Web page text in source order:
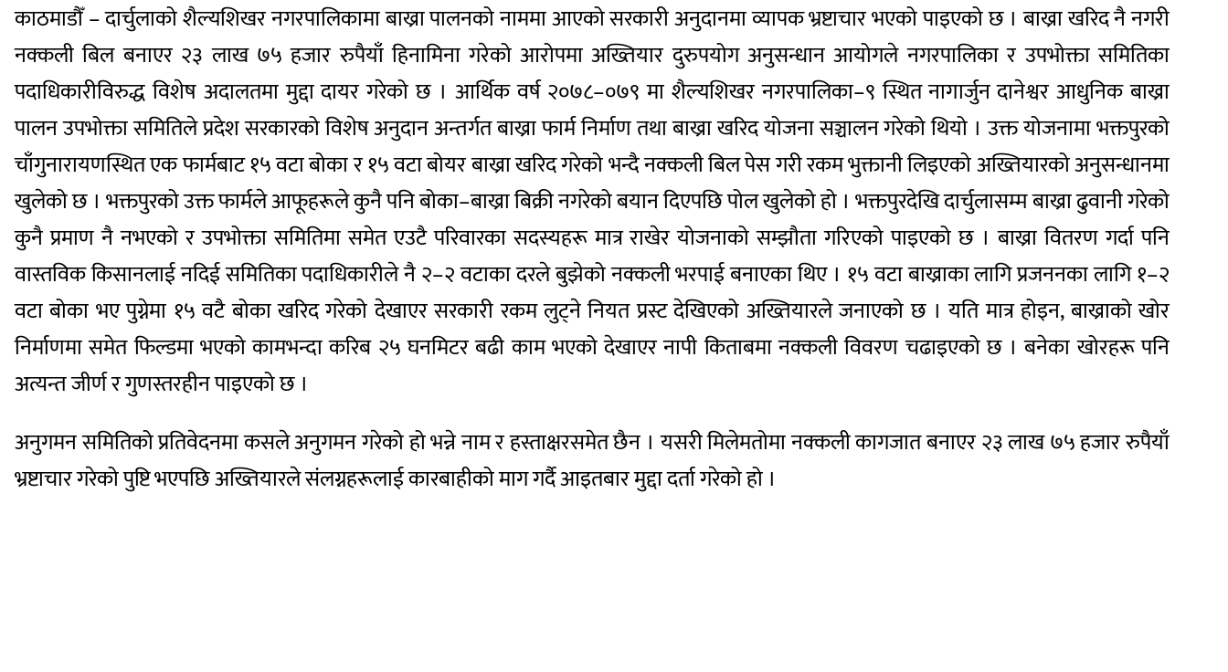
काठमाडौँ – दार्चुलाको शैल्यशिखर नगरपालिकामा बाख्रा पालनको नाममा आएको सरकारी अनुदानमा व्यापक भ्रष्टाचार भएको पाइएको छ । बाख्रा खरिद नै नगरी
नक्कली बिल बनाएर २३ लाख ७५ हजार रुपैयाँ हिनामिना गरेको आरोपमा अख्तियार दुरुपयोग अनुसन्धान आयोगले नगरपालिका र उपभोक्ता समितिका
पदाधिकारीविरुद्ध विशेष अदालतमा मुद्दा दायर गरेको छ । आर्थिक वर्ष २०७८–०७९ मा शैल्यशिखर नगरपालिका–९ स्थित नागार्जुन दानेश्वर आधुनिक बाख्रा
पालन उपभोक्ता समितिले प्रदेश सरकारको विशेष अनुदान अन्तर्गत बाख्रा फार्म निर्माण तथा बाख्रा खरिद योजना सञ्चालन गरेको थियो । उक्त योजनामा भक्तपुरको
चाँगुनारायणस्थित एक फार्मबाट १५ वटा बोका र १५ वटा बोयर बाख्रा खरिद गरेको भन्दै नक्कली बिल पेस गरी रकम भुक्तानी लिइएको अख्तियारको अनुसन्धानमा
खुलेको छ । भक्तपुरको उक्त फार्मले आफूहरूले कुनै पनि बोका–बाख्रा बिक्री नगरेको बयान दिएपछि पोल खुलेको हो । भक्तपुरदेखि दार्चुलासम्म बाख्रा ढुवानी गरेको
कुनै प्रमाण नै नभएको र उपभोक्ता समितिमा समेत एउटै परिवारका सदस्यहरू मात्र राखेर योजनाको सम्झौता गरिएको पाइएको छ । बाख्रा वितरण गर्दा पनि
वास्तविक किसानलाई नदिई समितिका पदाधिकारीले नै २–२ वटाका दरले बुझेको नक्कली भरपाई बनाएका थिए । १५ वटा बाख्राका लागि प्रजननका लागि १–२
वटा बोका भए पुग्नेमा १५ वटै बोका खरिद गरेको देखाएर सरकारी रकम लुट्ने नियत प्रस्ट देखिएको अख्तियारले जनाएको छ । यति मात्र होइन, बाख्राको खोर
निर्माणमा समेत फिल्डमा भएको कामभन्दा करिब २५ घनमिटर बढी काम भएको देखाएर नापी किताबमा नक्कली विवरण चढाइएको छ । बनेका खोरहरू पनि
अत्यन्त जीर्ण र गुणस्तरहीन पाइएको छ ।
अनुगमन समितिको प्रतिवेदनमा कसले अनुगमन गरेको हो भन्ने नाम र हस्ताक्षरसमेत छैन । यसरी मिलेमतोमा नक्कली कागजात बनाएर २३ लाख ७५ हजार रुपैयाँ
भ्रष्टाचार गरेको पुष्टि भएपछि अख्तियारले संलग्नहरूलाई कारबाहीको माग गर्दै आइतबार मुद्दा दर्ता गरेको हो ।